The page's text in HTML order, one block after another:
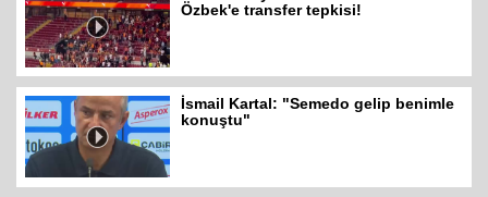
Özbek'e transfer tepkisi!
İsmail Kartal: "Semedo gelip benimle
konuştu"